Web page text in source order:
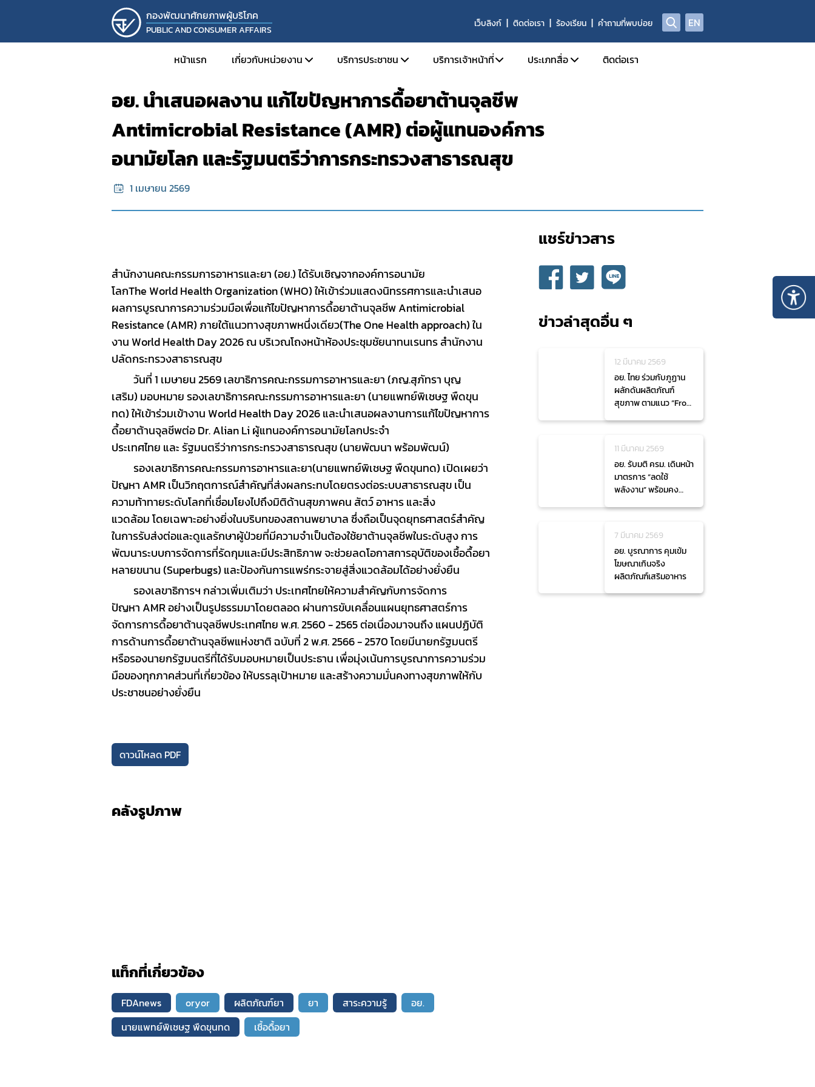
กองพัฒนาศักยภาพผู้บริโภค
PUBLIC AND CONSUMER AFFAIRS
เว็บลิงก์ ติดต่อเรา ร้องเรียน คำถามที่พบบ่อย EN
หน้าแรก เกี่ยวกับหน่วยงาน
ประวัติความเป็นมา
วิสัยทัศน์ พันธกิจ และหน้าที่ความรับผิดชอบ
โครงสร้าง
บุคลากร
KM
กิจกรรม
SOP
บริการประชาชน
ตรวจสอบผลิตภัณฑ์
คำถามที่พบบ่อย (FAQs)
บริการเจ้าหน้าที่
SKYNET
รายงานการวิเคราะห์ข่าวประจำวัน
รายงานผลการดำเนินงานด้านข่าวประจำเดือน
ประเภทสื่อ ติดต่อเรา
อย. นำเสนอผลงาน แก้ไขปัญหาการดื้อยาต้านจุลชีพ
Antimicrobial Resistance (AMR) ต่อผู้แทนองค์การ
อนามัยโลก และรัฐมนตรีว่าการกระทรวงสาธารณสุข
1 เมษายน 2569
สำนักงานคณะกรรมการอาหารและยา (อย.)ได้รับเชิญจากองค์การอนามัย
โลกThe WorldHealth Organization (WHO)ให้เข้าร่วมแสดงนิทรรศการและนำเสนอ
ผลการบูรณาการความร่วมมือเพื่อแก้ไขปัญหาการดื้อยาต้านจุลชีพAntimicrobial
Resistance (AMR)ภายใต้แนวทางสุขภาพหนึ่งเดียว(The One Health approach)ใน
งานWorld Health Day 2026ณบริเวณโถงหน้าห้องประชุมชัยนาทนเรนทรสำนักงาน
ปลัดกระทรวงสาธารณสุข
วันที่1 เมษายน 2569เลขาธิการคณะกรรมการอาหารและยา(ภญ.สุภัทรา บุญ
เสริม) มอบหมายรองเลขาธิการคณะกรรมการอาหารและยา(นายแพทย์พิเชษฐ พืดขุน
ทด)ให้เข้าร่วมเข้างานWorld Health Day 2026และนำเสนอผลงานการแก้ไขปัญหาการ
ดื้อยาต้านจุลชีพต่อDr. Alian Li ผู้แทนองค์การอนามัยโลกประจำ
ประเทศไทย และรัฐมนตรีว่าการกระทรวงสาธารณสุข(นายพัฒนา พร้อมพัฒน์)
รองเลขาธิการคณะกรรมการอาหารและยา(นายแพทย์พิเชษฐ พืดขุนทด) เปิดเผยว่า
ปัญหา AMRเป็นวิกฤตการณ์สำคัญที่ส่งผลกระทบโดยตรงต่อระบบสาธารณสุขเป็น
ความท้าทายระดับโลกที่เชื่อมโยงไปถึงมิติด้านสุขภาพคน สัตว์ อาหาร และสิ่ง
แวดล้อมโดยเฉพาะอย่างยิ่งในบริบทของสถานพยาบาลซึ่งถือเป็นจุดยุทธศาสตร์สำคัญ
ในการรับส่งต่อและดูแลรักษาผู้ป่วยที่มีความจำเป็นต้องใช้ยาต้านจุลชีพในระดับสูงการ
พัฒนาระบบการจัดการที่รัดกุมและมีประสิทธิภาพจะช่วยลดโอกาสการอุบัติของเชื้อดื้อยา
หลายขนาน (Superbugs) และป้องกันการแพร่กระจายสู่สิ่งแวดล้อมได้อย่างยั่งยืน
รองเลขาธิการฯกล่าวเพิ่มเติมว่า ประเทศไทยให้ความสำคัญกับการจัดการ
ปัญหา AMRอย่างเป็นรูปธรรมมาโดยตลอด ผ่านการขับเคลื่อนแผนยุทธศาสตร์การ
จัดการการดื้อยาต้านจุลชีพประเทศไทย พ.ศ.2560 - 2565ต่อเนื่องมาจนถึงแผนปฏิบัติ
การด้านการดื้อยาต้านจุลชีพแห่งชาติ ฉบับที่2พ.ศ.2566-2570โดยมีนายกรัฐมนตรี
หรือรองนายกรัฐมนตรีที่ได้รับมอบหมายเป็นประธาน เพื่อมุ่งเน้นการบูรณาการความร่วม
มือของทุกภาคส่วนที่เกี่ยวข้อง ให้บรรลุเป้าหมาย และสร้างความมั่นคงทางสุขภาพให้กับ
ประชาชนอย่างยั่งยืน
ดาวน์โหลด PDF
คลังรูปภาพ
แท็กที่เกี่ยวข้อง
FDAnews oryor ผลิตภัณฑ์ยา ยา สาระความรู้
อย.
นายแพทย์พิเชษฐ พืดขุนทด
เชื้อดื้อยา
แชร์ข่าวสาร​
ข่าวล่าสุดอื่น ๆ
12 มีนาคม 2569
อย. ไทย ร่วมกับภูฏาน
ผลักดันผลิตภัณฑ์
สุขภาพ ตามแนว “From
11 มีนาคม 2569
อย. รับมติ ครม. เดินหน้า
มาตรการ “ลดใช้
พลังงาน” พร้อมคง
7 มีนาคม 2569
อย. บูรณาการ คุมเข้ม
โฆษณาเกินจริง
ผลิตภัณฑ์เสริมอาหาร